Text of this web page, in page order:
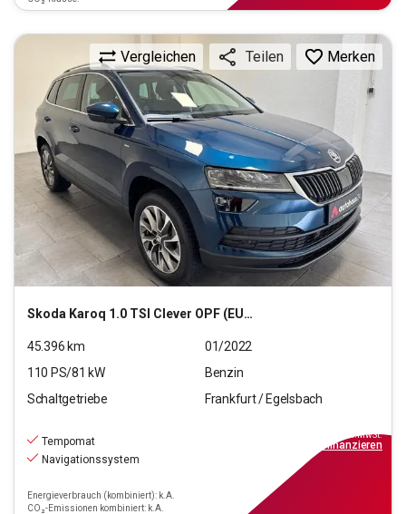
Skoda Karoq 1.0 TSI Clever OPF (EURO 6d)
Vergleichen Teilen Merken
45.396 km
01/2022
110 PS/81 kW
Benzin
Schaltgetriebe
Frankfurt / Egelsbach
Tempomat
Navigationssystem
Energieverbrauch (kombiniert): k.A.
CO₂-Emissionen kombiniert: k.A.
inkl.MwSt.
finanzieren